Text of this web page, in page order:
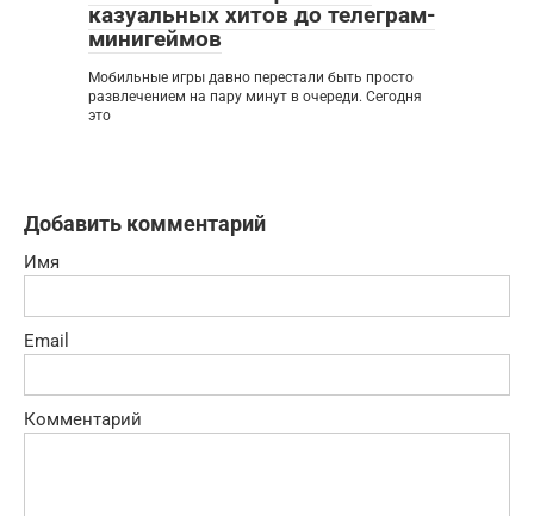
казуальных хитов до телеграм-
минигеймов
Мобильные игры давно перестали быть просто
развлечением на пару минут в очереди. Сегодня
это
Добавить комментарий
Имя
Email
Комментарий